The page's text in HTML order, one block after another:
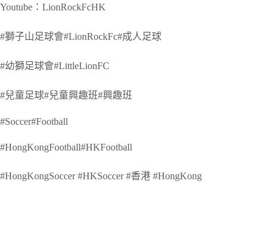
Youtube：LionRockFcHK
#獅子山足球會#LionRockFc#成人足球
#幼獅足球會#LittleLionFC
#兒童足球#兒童興趣班#興趣班
#Soccer#Football
#HongKongFootball#HKFootball
#HongKongSoccer #HKSoccer #香港 #HongKong